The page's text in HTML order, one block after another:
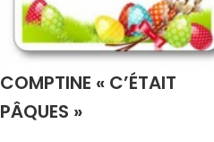
COMPTINE « C’ÉTAIT
PÂQUES »